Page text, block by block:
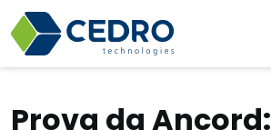
Prova da Ancord: